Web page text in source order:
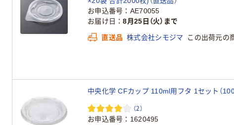
お申込番号
AE70055
お届け日
8月25日（火）まで
直送品 株式会社シモジマ この出荷元の
中央化学 CFカップ 110ml用フタ 1セット（
（2）
お申込番号
1620495